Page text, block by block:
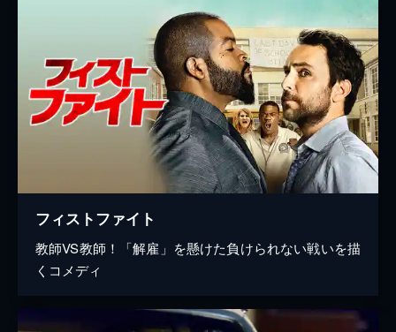
フィストファイト
教師VS教師！「解雇」を懸けた負けられない戦いを描
くコメディ